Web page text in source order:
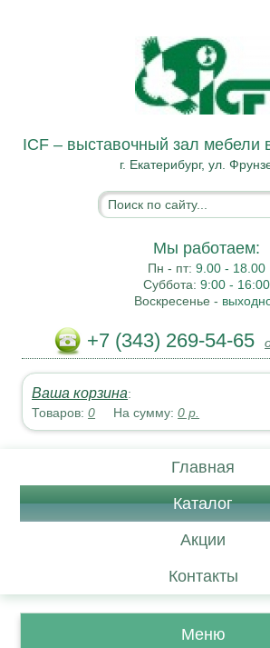
ICF – выставочный зал мебели
г. Екатерибург, ул.
Мы работаем:
Пн - пт:9.00 - 18.00
Суббота:9:00 - 16:00
Воскресенье -
+7 (343) 269-54-65
Ваша корзина:
Товаров:0 На сумму:0 р.
Главная
Каталог
Акции
Контакты
Меню